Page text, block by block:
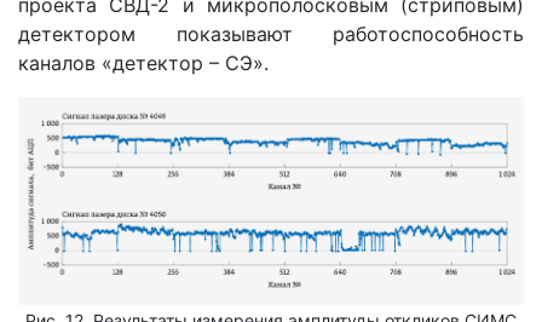
проекта СВД-2 и микрополосковым (стриповым)
детектором показывают работоспособность
каналов «детектор – СЭ».